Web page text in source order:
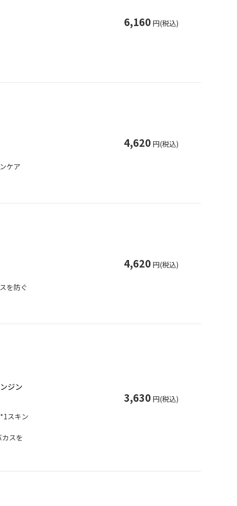
6,160 円(税込)
ケア
4,620 円(税込)
を防ぐ
4,620 円(税込)
ジン
スキン
スを
3,630 円(税込)